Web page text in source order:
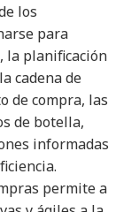
los
para
la planificación
cadena de
de compra, las
de botella,
informadas
permite a